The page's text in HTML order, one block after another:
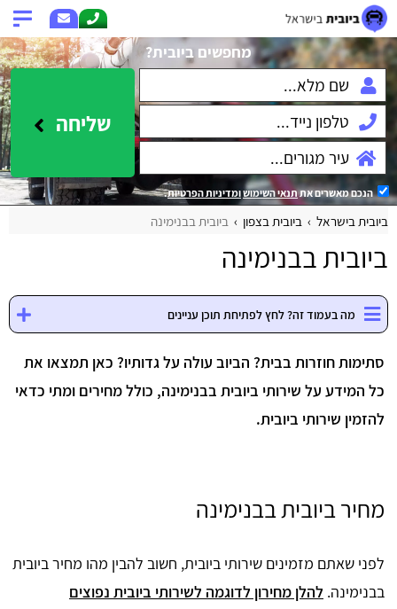
מחפשים ביובית?
שליחה
הנכם מאשרים אתתנאי השימושומדיניות הפרטיות.
ביובית בישראל ביובית בצפון ביובית בבנימינה
ביובית בבנימינה
מה בעמוד זה? לחץ לפתיחת תוכן עניינים
סתימות חוזרות בבית? הביוב עולה על גדותיו? כאן תמצאו את
כל המידע על שירותי ביובית בבנימינה, כולל מחירים ומתי כדאי
להזמין שירותי ביובית.
מחיר ביובית בבנימינה
לפני שאתם מזמינים שירותי ביובית, חשוב להבין מהו מחיר ביובית
בבנימינה. להלן מחירון לדוגמה לשירותי ביובית נפוצים